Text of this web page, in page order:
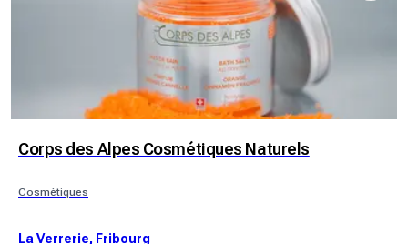
Corps des Alpes Cosmétiques Naturels
Cosmétiques
La Verrerie, Fribourg